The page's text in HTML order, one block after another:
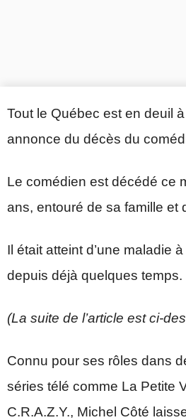
Tout le Québec est en deuil
annonce du décès du
Le comédien est décédé ce
ans, entouré de sa famille et
Il était atteint d’une maladie
depuis déjà quelques temps.
(La suite de l’article est ci-
Connu pour ses rôles dans
séries télé comme La Petite
C.R.A.Z.Y., Michel Côté